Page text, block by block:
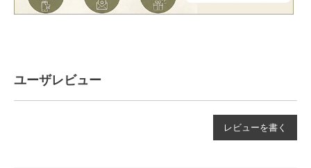
ユーザレビュー
レビューを書く